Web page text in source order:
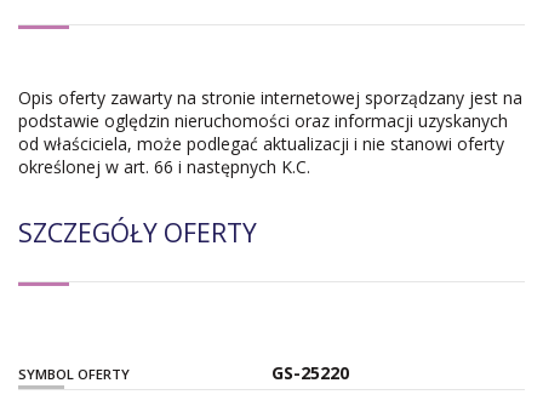
Opis oferty zawarty na stronie internetowej sporządzany jest na
podstawie oględzin nieruchomości oraz informacji uzyskanych
od właściciela, może podlegać aktualizacji i nie stanowi oferty
określonej w art. 66 i następnych K.C.
SZCZEGÓŁY OFERTY
SYMBOL OFERTY GS-25220